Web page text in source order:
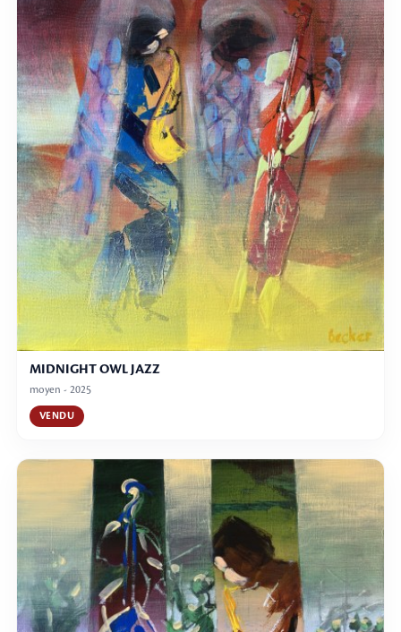
MIDNIGHT OWL JAZZ
moyen - 2025
VENDU